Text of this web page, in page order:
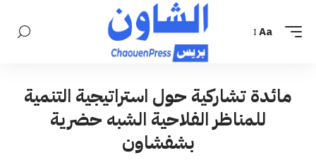
Aa
مائدة تشاركية حول استراتيجية التنمية
للمناظر الفلاحية الشبه حضرية
بشفشاون